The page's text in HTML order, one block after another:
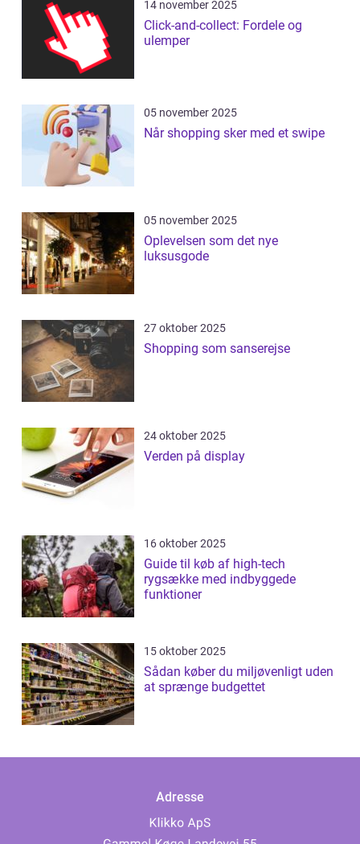
14 november 2025
Click-and-collect: Fordele og
ulemper
05 november 2025
Når shopping sker med et swipe
05 november 2025
Oplevelsen som det nye
luksusgode
27 oktober 2025
Shopping som sanserejse
24 oktober 2025
Verden på display
16 oktober 2025
Guide til køb af high-tech
rygsække med indbyggede
funktioner
15 oktober 2025
Sådan køber du miljøvenligt uden
at sprænge budgettet
Adresse